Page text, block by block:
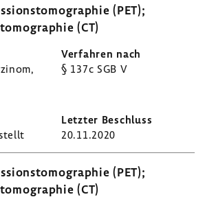
(PET);
(CT)
§ 137c SGB V
20.11.2020
(PET);
(CT)